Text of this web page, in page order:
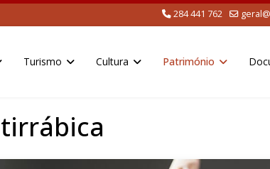
284 441 762
Turismo Cultura Património